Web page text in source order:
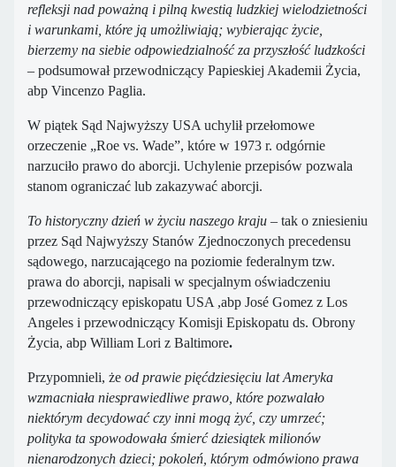
refleksji nad poważną i pilną kwestią ludzkiej wielodzietności
i warunkami, które ją umożliwiają; wybierając życie,
bierzemy na siebie odpowiedzialność za przyszłość ludzkości
– podsumował przewodniczący Papieskiej Akademii Życia,
abp Vincenzo Paglia.
W piątek Sąd Najwyższy USA uchylił przełomowe
orzeczenie „Roe vs. Wade”, które w 1973 r. odgórnie
narzuciło prawo do aborcji. Uchylenie przepisów pozwala
stanom ograniczać lub zakazywać aborcji.
To historyczny dzień w życiu naszego kraju – tak o zniesieniu
przez Sąd Najwyższy Stanów Zjednoczonych precedensu
sądowego, narzucającego na poziomie federalnym tzw.
prawa do aborcji, napisali w specjalnym oświadczeniu
przewodniczący episkopatu USA ,abp José Gomez z Los
Angeles i przewodniczący Komisji Episkopatu ds. Obrony
Życia, abp William Lori z Baltimore.
Przypomnieli, że od prawie pięćdziesięciu lat Ameryka
wzmacniała niesprawiedliwe prawo, które pozwalało
niektórym decydować czy inni mogą żyć, czy umrzeć;
polityka ta spowodowała śmierć dziesiątek milionów
nienarodzonych dzieci; pokoleń, którym odmówiono prawa